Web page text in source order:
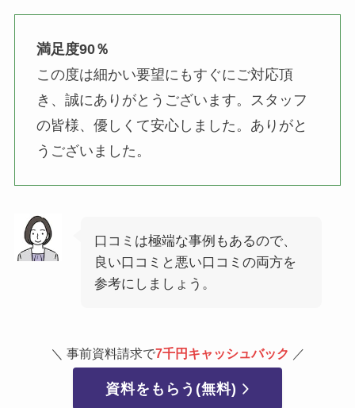
満足度90％
この度は細かい要望にもすぐにご対応頂
き、誠にありがとうございます。スタッフ
の皆様、優しくて安心しました。ありがと
うございました。
口コミは極端な事例もあるので、
良い口コミと悪い口コミの両方を
参考にしましょう。
＼ 事前資料請求で7千円キャッシュバック ／
資料をもらう(無料)